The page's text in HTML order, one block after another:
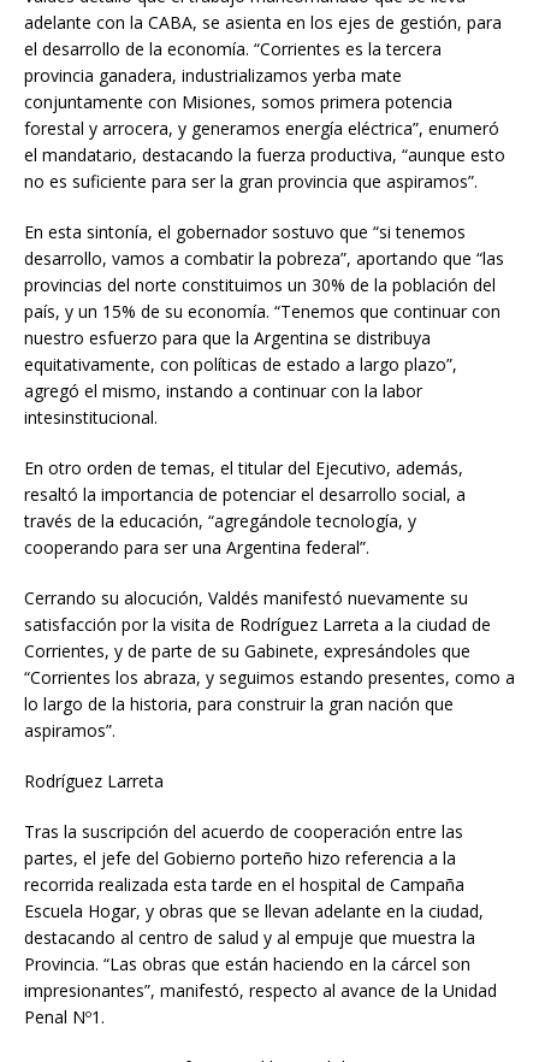
adelante con la CABA, se asienta en los ejes de gestión, para
el desarrollo de la economía. “Corrientes es la tercera
provincia ganadera, industrializamos yerba mate
conjuntamente con Misiones, somos primera potencia
forestal y arrocera, y generamos energía eléctrica”, enumeró
el mandatario, destacando la fuerza productiva, “aunque esto
no es suficiente para ser la gran provincia que aspiramos”.
En esta sintonía, el gobernador sostuvo que “si tenemos
desarrollo, vamos a combatir la pobreza”, aportando que “las
provincias del norte constituimos un 30% de la población del
país, y un 15% de su economía. “Tenemos que continuar con
nuestro esfuerzo para que la Argentina se distribuya
equitativamente, con políticas de estado a largo plazo”,
agregó el mismo, instando a continuar con la labor
intesinstitucional.
En otro orden de temas, el titular del Ejecutivo, además,
resaltó la importancia de potenciar el desarrollo social, a
través de la educación, “agregándole tecnología, y
cooperando para ser una Argentina federal”.
Cerrando su alocución, Valdés manifestó nuevamente su
satisfacción por la visita de Rodríguez Larreta a la ciudad de
Corrientes, y de parte de su Gabinete, expresándoles que
“Corrientes los abraza, y seguimos estando presentes, como a
lo largo de la historia, para construir la gran nación que
aspiramos”.
Rodríguez Larreta
Tras la suscripción del acuerdo de cooperación entre las
partes, el jefe del Gobierno porteño hizo referencia a la
recorrida realizada esta tarde en el hospital de Campaña
Escuela Hogar, y obras que se llevan adelante en la ciudad,
destacando al centro de salud y al empuje que muestra la
Provincia. “Las obras que están haciendo en la cárcel son
impresionantes”, manifestó, respecto al avance de la Unidad
Penal Nº1.